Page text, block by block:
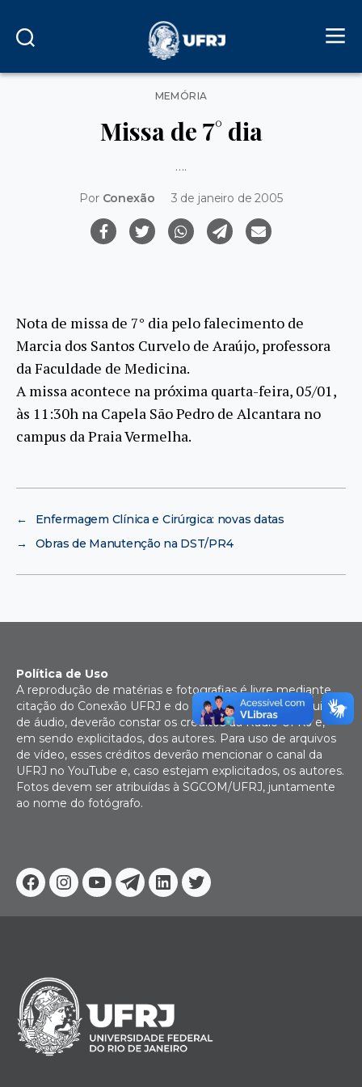
Categorias
MEMÓRIA
Missa de 7° dia
….
Por Conexão 3 de janeiro de 2005
Nota de missa de 7° dia pelo falecimento de
Marcia dos Santos Curvelo de Araújo, professora
da Faculdade de Medicina.
A missa acontece na próxima quarta-feira, 05/01,
às 11:30h na Capela São Pedro de Alcantara no
campus da Praia Vermelha.
←
Enfermagem Clínica e Cirúrgica: novas datas
→
Obras de Manutenção na DST/PR4
Facebook
Instagram
YoutubeTelegram
Linkedin
Twitter
Política de Uso
A reprodução de matérias e fotografias é livre mediante
citação do Conexão UFRJ e do autor. No caso de arquivos
de áudio, deverão constar os créditos da Rádio UFRJ e,
em sendo explicitados, dos autores. Para uso de arquivos
de vídeo, esses créditos deverão mencionar o canal da
UFRJ no YouTube e, caso estejam explicitados, os autores.
Fotos devem ser atribuídas à SGCOM/UFRJ, juntamente
ao nome do fotógrafo.